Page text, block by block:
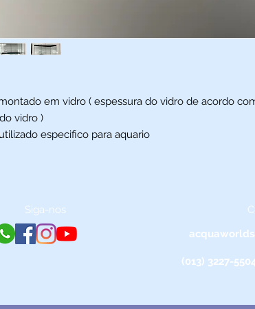
em vidro ( espessura do vidro de acordo
vidro )
especifico para aquario
Siga-nos
(013) 3227-